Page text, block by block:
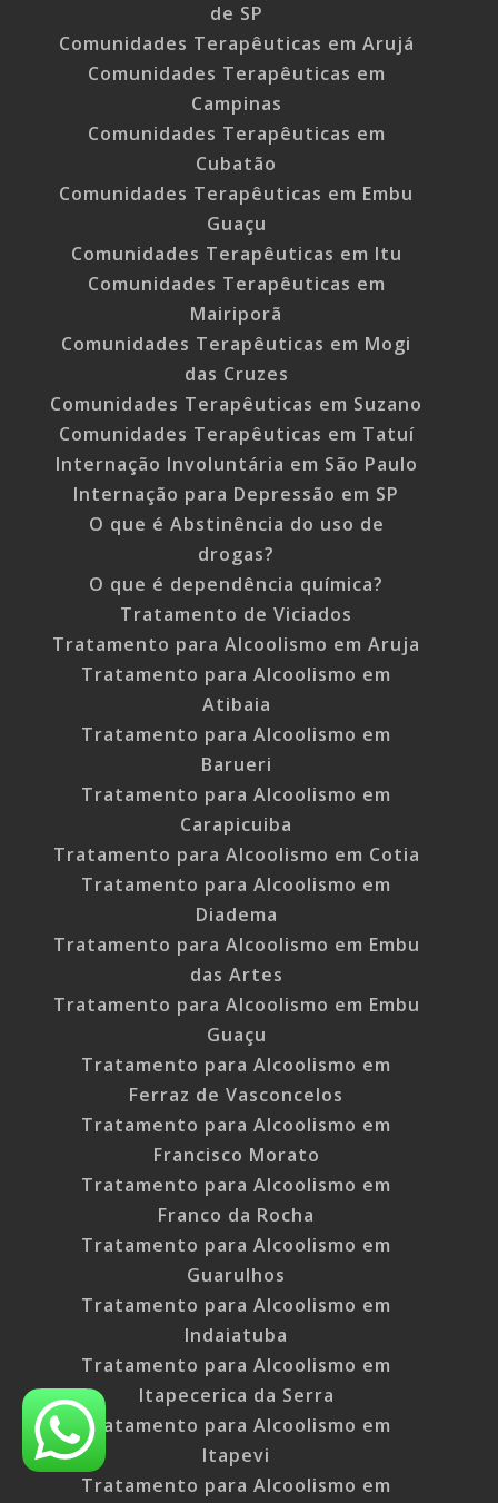
de SP
Comunidades Terapêuticas em Arujá
Comunidades Terapêuticas em
Campinas
Comunidades Terapêuticas em
Cubatão
Comunidades Terapêuticas em Embu
Guaçu
Comunidades Terapêuticas em Itu
Comunidades Terapêuticas em
Mairiporã
Comunidades Terapêuticas em Mogi
das Cruzes
Comunidades Terapêuticas em Suzano
Comunidades Terapêuticas em Tatuí
Internação Involuntária em São Paulo
Internação para Depressão em SP
O que é Abstinência do uso de
drogas?
O que é dependência química?
Tratamento de Viciados
Tratamento para Alcoolismo em Aruja
Tratamento para Alcoolismo em
Atibaia
Tratamento para Alcoolismo em
Barueri
Tratamento para Alcoolismo em
Carapicuiba
Tratamento para Alcoolismo em Cotia
Tratamento para Alcoolismo em
Diadema
Tratamento para Alcoolismo em Embu
das Artes
Tratamento para Alcoolismo em Embu
Guaçu
Tratamento para Alcoolismo em
Ferraz de Vasconcelos
Tratamento para Alcoolismo em
Francisco Morato
Tratamento para Alcoolismo em
Franco da Rocha
Tratamento para Alcoolismo em
Guarulhos
Tratamento para Alcoolismo em
Indaiatuba
Tratamento para Alcoolismo em
Itapecerica da Serra
Tratamento para Alcoolismo em
Itapevi
Tratamento para Alcoolismo em